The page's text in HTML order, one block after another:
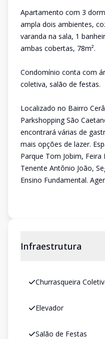
Apartamento com 3
ampla dois ambientes,
varanda na sala, 1
ambas cobertas, 78m².
Condomínio conta com
coletiva, salão de festas.
Localizado no Bairro
Parkshopping São
encontrará várias de
mais opções de lazer.
Parque Tom Jobim,
Tenente Antônio João,
Ensino Fundamental.
Infraestrutura
Churrasqueira
Elevador
Salão de Festas